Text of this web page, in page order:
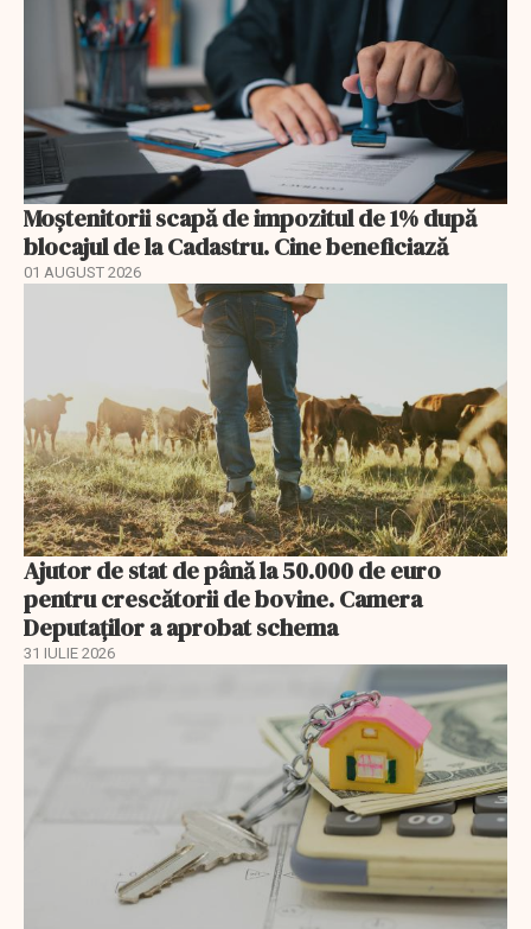
Moștenitorii scapă de impozitul de 1% după
blocajul de la Cadastru. Cine beneficiază
01 AUGUST 2026
Ajutor de stat de până la 50.000 de euro
pentru crescătorii de bovine. Camera
Deputaților a aprobat schema
31 IULIE 2026